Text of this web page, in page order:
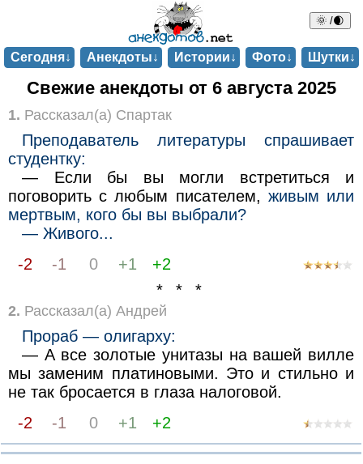
🌞 /🌒
Сегодня↓ Анекдоты↓ Истории↓ Фото↓ Шутки↓
Свежие анекдоты от 6 августа 2025
1. Рассказал(а) Спартак
Преподаватель литературы спрашивает
студентку:
— Если бы вы могли встретиться и
поговорить с любым писателем, живым или
мертвым, кого бы вы выбрали?
— Живого...
-2
-1 0 +1
+2
* * *
2. Рассказал(а) Андрей
Прораб — олигарху:
— А все золотые унитазы на вашей вилле
мы заменим платиновыми. Это и стильно и
не так бросается в глаза налоговой.
-2
-1 0 +1 +2